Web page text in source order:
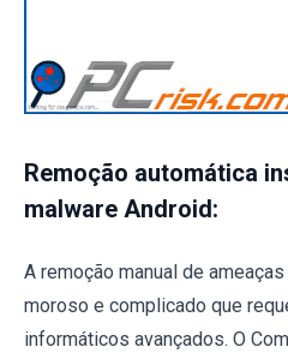
Remoção automática
malware Android:
A remoção manual de
moroso e complicado que
informáticos avançados. O